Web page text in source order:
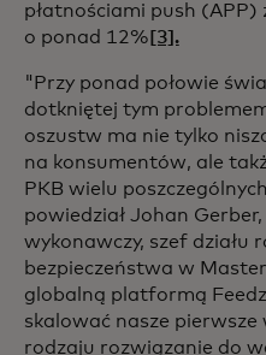
płatnościami push (APP)
o ponad 12% [3].
"Przy ponad połowie
dotkniętej tym
oszustw ma nie tylko
na konsumentów, ale
PKB wielu
powiedział Johan
wykonawczy, szef działu
bezpieczeństwa w
globalną platformą
skalować nasze pierwsze
rodzaju rozwiązanie do